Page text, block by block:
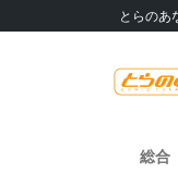
とらのあ
総合